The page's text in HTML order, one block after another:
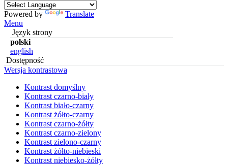
Powered by
Translate
Menu
Język strony
polski
english
Dostępność
Wersja kontrastowa
Kontrast domyślny
Kontrast czarno-biały
Kontrast biało-czarny
Kontrast żółto-czarny
Kontrast czarno-żółty
Kontrast czarno-zielony
Kontrast zielono-czarny
Kontrast żółto-niebieski
Kontrast niebiesko-żółty